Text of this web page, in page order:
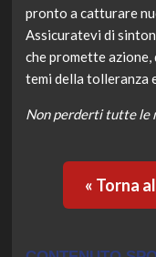
pronto a catturare
Assicuratevi di
che promette azione,
temi della tolleranza
Non perderti tutte le
« Torna